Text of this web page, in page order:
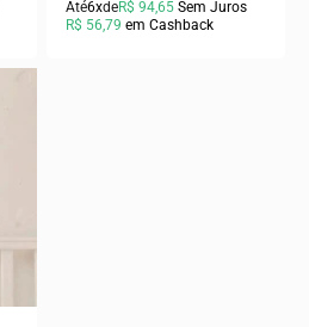
Até6xdeR$ 94,65 Sem Juros
R$ 56,79 em Cashback